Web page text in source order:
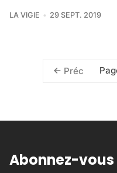
LA VIGIE 29 SEPT. 2019
Préc
Abonnez-